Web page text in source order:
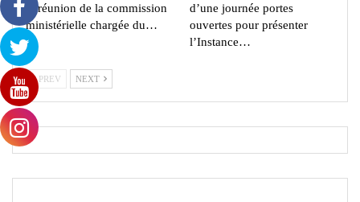
la réunion de la commission
ministérielle chargée du…
d’une journée portes
ouvertes pour présenter
l’Instance…
PREV NEXT